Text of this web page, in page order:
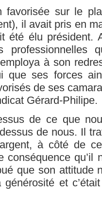
favorisée sur le
il avait pris en
été élu président.
professionnelles
à son
que ses forces
de ses
Gérard-Philipe.
de ce que
de nous. Il
à côté de
conséquence qu’il
que son attitude
et